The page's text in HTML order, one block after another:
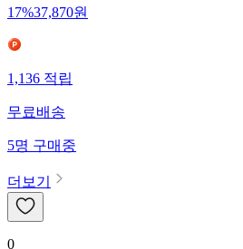
17%37,870원
1,136적립
무료배송
5명구매중
더보기